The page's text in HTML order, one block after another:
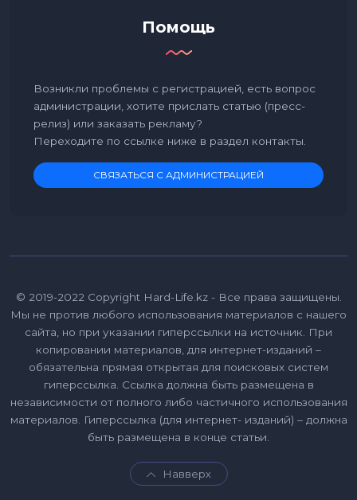
Помощь
Возникли проблемы с регистрацией, есть вопрос
администрации, хотите прислать статью (пресс-
релиз) или заказать рекламу?
Переходите по ссылке ниже в раздел контакты.
СВЯЗАТЬСЯ С АДМИНИСТРАЦИЕЙ
© 2019-2022 Copyright Hard-Life.kz - Все права защищены.
Мы не против любого использования материалов с нашего
сайта, но при указании гиперссылки на источник. При
копировании материалов, для интернет-изданий –
обязательна прямая открытая для поисковых систем
гиперссылка. Ссылка должна быть размещена в
независимости от полного либо частичного использования
материалов. Гиперссылка (для интернет- изданий) – должна
быть размещена в конце статьи.
Навверх